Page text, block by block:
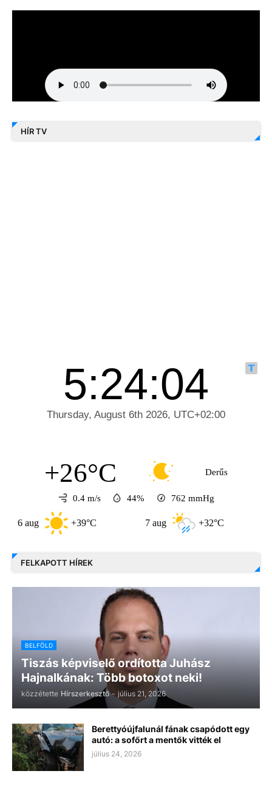
HÍR TV
+26°C Derűs
0.4 m/s 44% 762 mmHg
+39°C +32°C
FELKAPOTT HÍREK
BELFÖLD
Tiszás képviselő ordította Juhász
Hajnalkának: Több botoxot neki!
közzétette Hírszerkesztő - július 21, 2026
Berettyóújfalunál fának csapódott egy
autó: a sofőrt a mentők vitték el
július 24, 2026